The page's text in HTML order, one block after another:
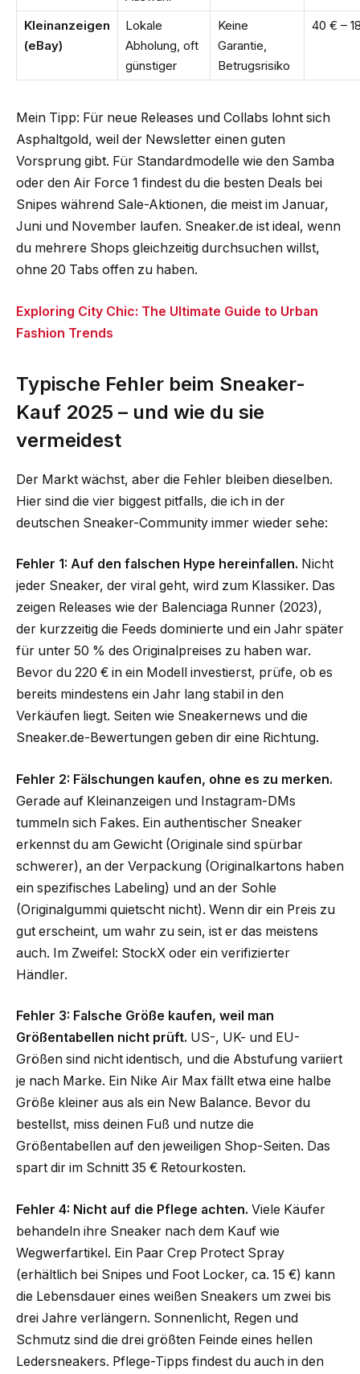
Kleinanzeigen
(eBay)
Lokale
Abholung, oft
günstiger
Keine
Garantie,
Betrugsrisiko
40 € –
Mein Tipp: Für neue Releases und Collabs lohnt sich
Asphaltgold, weil der Newsletter einen guten
Vorsprung gibt. Für Standardmodelle wie den Samba
oder den Air Force 1 findest du die besten Deals bei
Snipes während Sale-Aktionen, die meist im Januar,
Juni und November laufen. Sneaker.de ist ideal, wenn
du mehrere Shops gleichzeitig durchsuchen willst,
ohne 20 Tabs offen zu haben.
Exploring City Chic: The Ultimate Guide to Urban
Fashion Trends
Typische Fehler beim Sneaker-
Kauf 2025 – und wie du sie
vermeidest
Der Markt wächst, aber die Fehler bleiben dieselben.
Hier sind die vier biggest pitfalls, die ich in der
deutschen Sneaker-Community immer wieder sehe:
Fehler 1: Auf den falschen Hype hereinfallen. Nicht
jeder Sneaker, der viral geht, wird zum Klassiker. Das
zeigen Releases wie der Balenciaga Runner (2023),
der kurzzeitig die Feeds dominierte und ein Jahr später
für unter 50 % des Originalpreises zu haben war.
Bevor du 220 € in ein Modell investierst, prüfe, ob es
bereits mindestens ein Jahr lang stabil in den
Verkäufen liegt. Seiten wie Sneakernews und die
Sneaker.de-Bewertungen geben dir eine Richtung.
Fehler 2: Fälschungen kaufen, ohne es zu merken.
Gerade auf Kleinanzeigen und Instagram-DMs
tummeln sich Fakes. Ein authentischer Sneaker
erkennst du am Gewicht (Originale sind spürbar
schwerer), an der Verpackung (Originalkartons haben
ein spezifisches Labeling) und an der Sohle
(Originalgummi quietscht nicht). Wenn dir ein Preis zu
gut erscheint, um wahr zu sein, ist er das meistens
auch. Im Zweifel: StockX oder ein verifizierter
Händler.
Fehler 3: Falsche Größe kaufen, weil man
Größentabellen nicht prüft. US-, UK- und EU-
Größen sind nicht identisch, und die Abstufung variiert
je nach Marke. Ein Nike Air Max fällt etwa eine halbe
Größe kleiner aus als ein New Balance. Bevor du
bestellst, miss deinen Fuß und nutze die
Größentabellen auf den jeweiligen Shop-Seiten. Das
spart dir im Schnitt 35 € Retourkosten.
Fehler 4: Nicht auf die Pflege achten. Viele Käufer
behandeln ihre Sneaker nach dem Kauf wie
Wegwerfartikel. Ein Paar Crep Protect Spray
(erhältlich bei Snipes und Foot Locker, ca. 15 €) kann
die Lebensdauer eines weißen Sneakers um zwei bis
drei Jahre verlängern. Sonnenlicht, Regen und
Schmutz sind die drei größten Feinde eines hellen
Ledersneakers. Pflege-Tipps findest du auch in den